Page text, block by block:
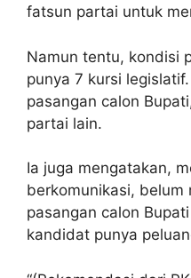
fatsun partai untuk
Namun tentu, kondisi
punya 7 kursi
pasangan calon
partai lain.
Ia juga mengatakan,
berkomunikasi, belum
pasangan calon
kandidat punya